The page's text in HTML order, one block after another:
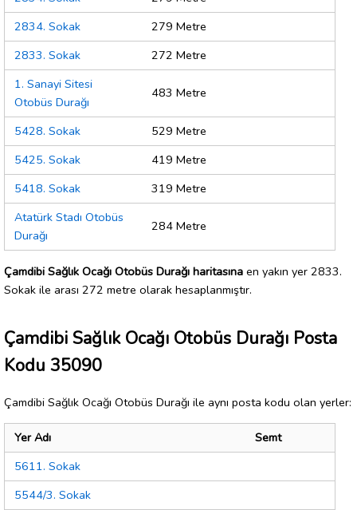
2834. Sokak
279 Metre
2833. Sokak
272 Metre
1. Sanayi Sitesi
Otobüs Durağı
483 Metre
5428. Sokak
529 Metre
5425. Sokak
419 Metre
5418. Sokak
319 Metre
Atatürk Stadı Otobüs
Durağı
284 Metre
Çamdibi Sağlık Ocağı Otobüs Durağı haritasına en yakın yer 2833.
Sokak ile arası 272 metre olarak hesaplanmıştır.
Çamdibi Sağlık Ocağı Otobüs Durağı Posta
Kodu 35090
Çamdibi Sağlık Ocağı Otobüs Durağı ile aynı posta kodu olan yerler:
Yer Adı
Semt
5611. Sokak
5544/3. Sokak